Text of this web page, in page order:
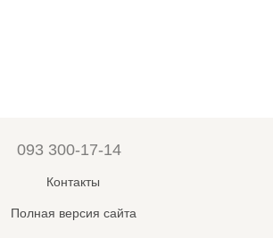
093 300-17-14
Контакты
Полная версия сайта